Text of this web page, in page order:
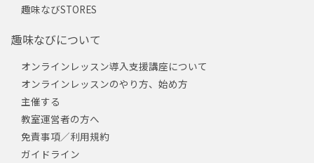
趣味なびSTORES
趣味なびについて
オンラインレッスン導入支援講座について
オンラインレッスンのやり方、始め方
主催する
教室運営者の方へ
免責事項／利用規約
ガイドライン